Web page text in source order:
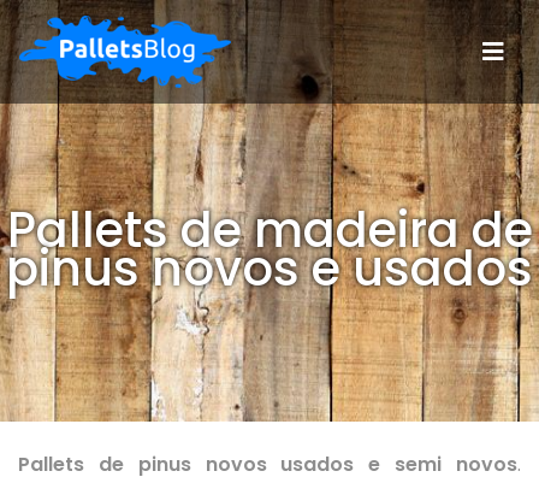
Pallets de madeira de
pinus novos e usados
Pallets de pinus novos usados e semi novos.